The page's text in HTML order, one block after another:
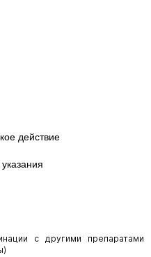
действие
с другими препаратами